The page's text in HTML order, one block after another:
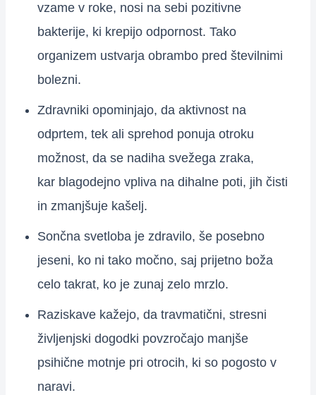
vzame v roke, nosi na sebi pozitivne
bakterije, ki krepijo odpornost. Tako
organizem ustvarja obrambo pred številnimi
bolezni.
Zdravniki opominjajo, da aktivnost na
odprtem, tek ali sprehod ponuja otroku
možnost, da se nadiha svežega zraka,
kar blagodejno vpliva na dihalne poti, jih čisti
in zmanjšuje kašelj.
Sončna svetloba je zdravilo, še posebno
jeseni, ko ni tako močno, saj prijetno boža
celo takrat, ko je zunaj zelo mrzlo.
Raziskave kažejo, da travmatični, stresni
življenjski dogodki povzročajo manjše
psihične motnje pri otrocih, ki so pogosto v
naravi.